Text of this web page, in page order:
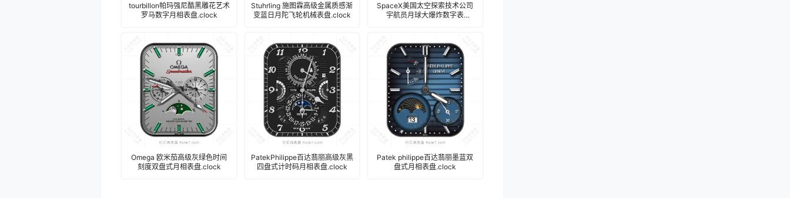
tourbillon帕玛强尼酷黑雕花艺术
罗马数字月相表盘.clock
Stuhrling 施图霖高级金属质感渐
变蓝日月陀飞轮机械表盘.clock
SpaceX美国太空探索技术公司
宇航员月球大爆炸数字表
Omega 欧米茄高级灰绿色时间
刻度双盘式月相表盘.clock
PatekPhilippe百达翡丽高级灰黑
四盘式计时码月相表盘.clock
Patek philippe百达翡丽墨蓝双
盘式月相表盘.clock